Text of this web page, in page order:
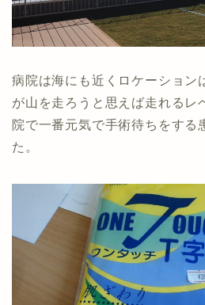
病院は海にも近くロケーション
が山を走ろうと思えば走れるレ
院で一番元気で手術待ちをする
た。